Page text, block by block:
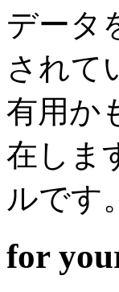
データ
されて
有用か
在しま
ルです。
for